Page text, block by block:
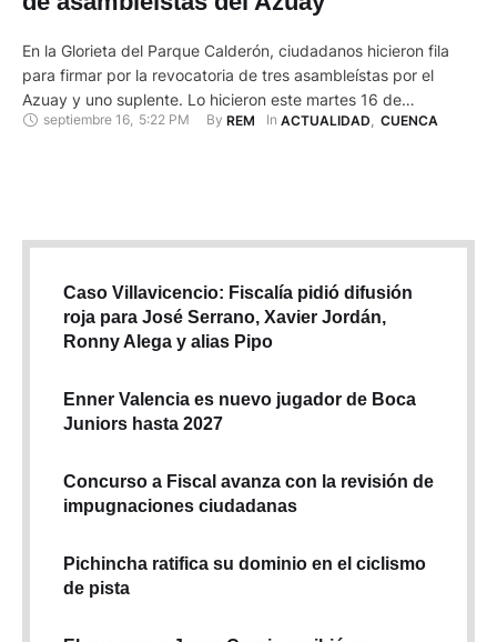
En la Glorieta del Parque Calderón, ciudadanos hicieron fila
para firmar por la revocatoria de tres asambleístas por el
Azuay y uno suplente. Lo hicieron este martes 16 de
septiembre de 2025, mientras en las calles Sucre, Bolívar y
septiembre 16, 5:22 PM By REM In ACTUALIDAD CUENCA
Caso Villavicencio: Fiscalía pidió difusión
roja para José Serrano, Xavier Jordán,
Ronny Alega y alias Pipo
Enner Valencia es nuevo jugador de Boca
Juniors hasta 2027
Concurso a Fiscal avanza con la revisión de
impugnaciones ciudadanas
Pichincha ratifica su dominio en el ciclismo
de pista